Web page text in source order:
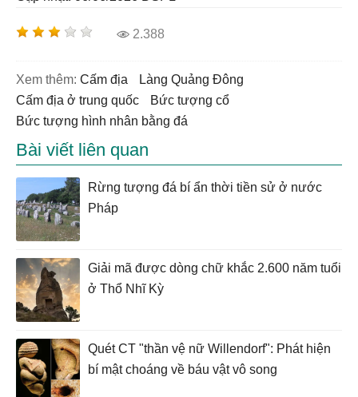
2.388
Xem thêm: cấm địa
Làng Quảng Đông
cấm địa ở trung quốc
bức tượng cổ
bức tượng hình nhân bằng đá
Bài viết liên quan
Rừng tượng đá bí ẩn thời tiền sử ở nước
Pháp
Giải mã được dòng chữ khắc 2.600 năm tuổi
ở Thổ Nhĩ Kỳ
Quét CT "thần vệ nữ Willendorf": Phát hiện
bí mật choáng về báu vật vô song